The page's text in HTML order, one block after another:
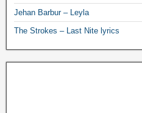
Jehan Barbur – Leyla
The Strokes – Last Nite lyrics